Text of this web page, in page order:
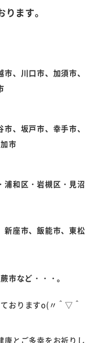
ます。
、川口市、加須市、
、坂戸市、幸手市、
市
浦和区・岩槻区・見沼
新座市、飯能市、東松
市など・・・。
おりますo(〃＾▽＾
康とご多幸をお祈りし